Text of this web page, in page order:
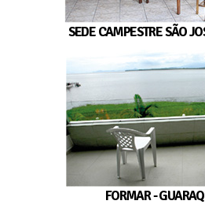
SEDE CAMPESTRE SÃO
FORMAR -